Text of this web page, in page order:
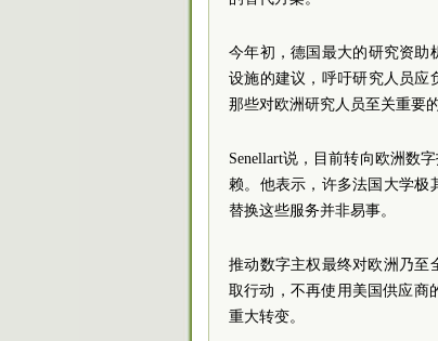
今年初，德国最大的研究资
设施的建议，呼吁研究人员应
那些对欧洲研究人员至关重要
Senellart说，目前转向欧洲数
赖。他表示，许多法国大学极
替换这些服务并非易事。
推动数字主权最终对欧洲乃至
取行动，不再使用美国供应商
重大转变。